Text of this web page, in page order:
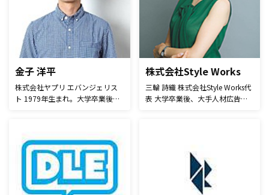
金子 洋平
株式会社ヤプリ エバンジェリス
ト 1979年生まれ。大学卒業後、
ィア」、「ファッションEC」の
会社を11年経営し、2016年より
アプリ運営プラットフォーム
「Yappli」の株式会社ヤプリに参
画。
株式会社Style Works
三輪 詩織 株式会社Style Works代
表 大学卒業後、大手人材広告会
れる。 2017年、パーソナルカラ
ーを軸にしたイメージコンサルテ
ィングを行う株式会社Style
Worksを設立。経営者・広報担当